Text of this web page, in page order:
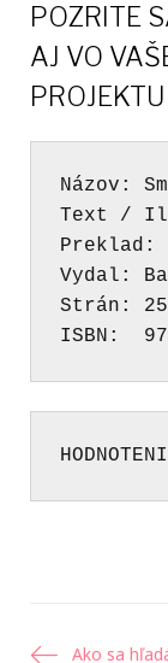
POZRITE
AJ VO
Názov:
Text /
Preklad:
Vydal:
Strán:
ISBN:
Ako sa